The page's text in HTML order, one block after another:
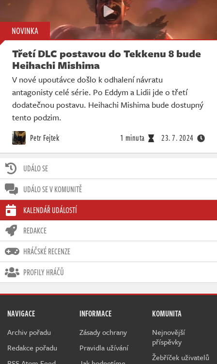
UDÁLO SE
UDÁLO SE V KOMUNITĚ
KALENDÁŘ UDÁLOSTÍ
REDAKCE
HRÁČSKÉ RECENZE
PROFILY HRÁČŮ
NOVINKA
Třetí DLC postavou do Tekkenu 8 bude
Heihachi Mishima
V nové upoutávce došlo k odhalení návratu
antagonisty celé série. Po Eddym a Lidii jde o třetí
dodatečnou postavu. Heihachi Mishima bude dostupný
tento podzim.
Petr Fejtek 1 minuta 23. 7. 2024
NAVIGACE
Archiv pořadu
Redakce pořadu
INFORMACE
Zásady ochrany
Pravidla užívání
KOMUNITA
Nejnovější
příspěvky
Žebříček uživatelů